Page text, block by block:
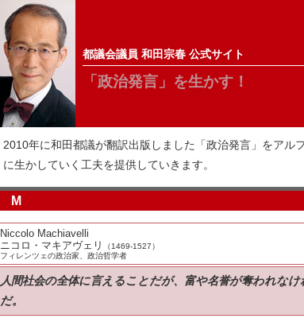
都議会議員 和田宗春 公式サイト
「政治発言」を生かす！
2010年に和田都議が翻訳出版しました「政治発言」をアル
に生かしていく工夫を提供していきます。
M
Niccolo Machiavelli
ニコロ・マキアヴェリ
（1469-1527）
フィレンツェの政治家、政治哲学者
人間社会の全体に言えることだが、富や名誉が奪われな
だ。